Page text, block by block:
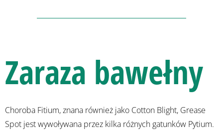
Zaraza bawełny
Choroba Fitium, znana również jako Cotton Blight, Grease
Spot jest wywoływana przez kilka różnych gatunków Pytium.